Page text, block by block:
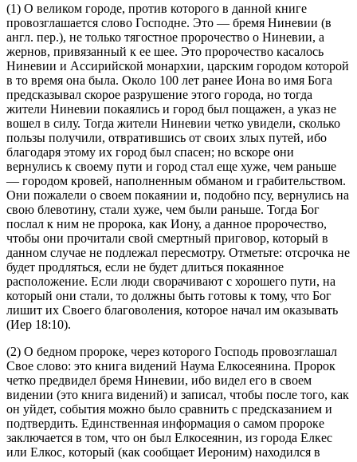
(1) О великом городе, против которого в данной книге
провозглашается слово Господне. Это — бремя Ниневии (в
англ. пер.), не только тягостное пророчество о Ниневии, а
жернов, привязанный к ее шее. Это пророчество касалось
Ниневии и Ассирийской монархии, царским городом которой
в то время она была. Около 100 лет ранее Иона во имя Бога
предсказывал скорое разрушение этого города, но тогда
жители Ниневии покаялись и город был пощажен, а указ не
вошел в силу. Тогда жители Ниневии четко увидели, сколько
пользы получили, отвратившись от своих злых путей, ибо
благодаря этому их город был спасен; но вскоре они
вернулись к своему пути и город стал еще хуже, чем раньше
— городом кровей, наполненным обманом и грабительством.
Они пожалели о своем покаянии и, подобно псу, вернулись на
свою блевотину, стали хуже, чем были раньше. Тогда Бог
послал к ним не пророка, как Иону, а данное пророчество,
чтобы они прочитали свой смертный приговор, который в
данном случае не подлежал пересмотру. Отметьте: отсрочка не
будет продляться, если не будет длиться покаянное
расположение. Если люди сворачивают с хорошего пути, на
который они стали, то должны быть готовы к тому, что Бог
лишит их Своего благоволения, которое начал им оказывать
(Иер 18:10).
(2) О бедном пророке, через которого Господь провозглашал
Свое слово: это книга видений Наума Елкосеянина. Пророк
четко предвидел бремя Ниневии, ибо видел его в своем
видении (это книга видений) и записал, чтобы после того, как
он уйдет, события можно было сравнить с предсказанием и
подтвердить. Единственная информация о самом пророке
заключается в том, что он был Елкосеянин, из города Елкес
или Елкос, который (как сообщает Иероним) находился в